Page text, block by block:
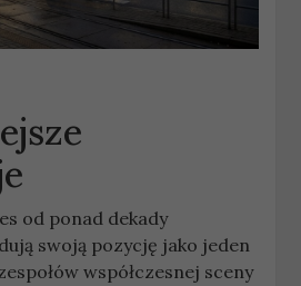
od ponad dekady
swoją pozycję jako jeden
współczesnej sceny